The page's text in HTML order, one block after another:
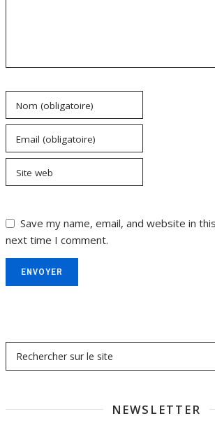
Nom (obligatoire)
Email (obligatoire)
Site web
Save my name, email, and website in
next time I comment.
ENVOYER
NEWSLETTER